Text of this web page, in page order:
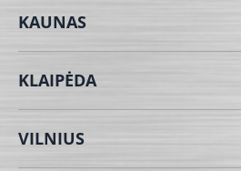
KAUNAS
KLAIPĖDA
VILNIUS